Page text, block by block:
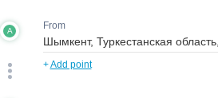
A From
+Add point